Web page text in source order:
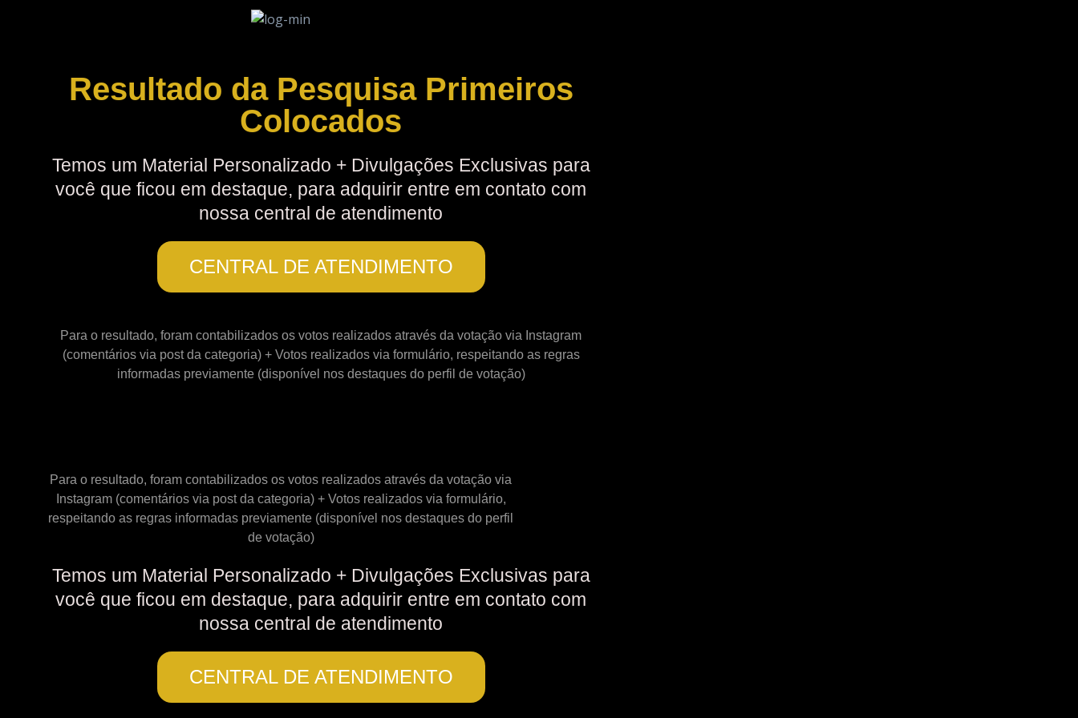
Resultado da Pesquisa Primeiros
Colocados
Temos um Material Personalizado + Divulgações Exclusivas para
você que ficou em destaque, para adquirir entre em contato com
nossa central de atendimento
CENTRAL DE ATENDIMENTO
Para o resultado, foram contabilizados os votos realizados através da votação via Instagram
(comentários via post da categoria) + Votos realizados via formulário, respeitando as regras
informadas previamente (disponível nos destaques do perfil de votação)
Para o resultado, foram contabilizados os votos realizados através da votação via
Instagram (comentários via post da categoria) + Votos realizados via formulário,
respeitando as regras informadas previamente (disponível nos destaques do perfil
de votação)
Temos um Material Personalizado + Divulgações Exclusivas para
você que ficou em destaque, para adquirir entre em contato com
nossa central de atendimento
CENTRAL DE ATENDIMENTO